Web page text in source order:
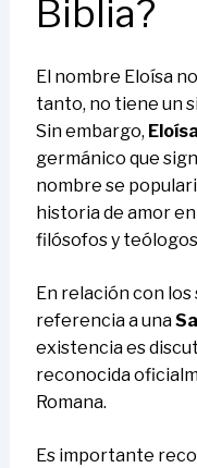
Biblia?
El nombre Eloísa
tanto, no tiene un
Sin embargo, Eloísa
germánico que
nombre se
historia de amor
filósofos y
En relación con
referencia a una
existencia es
reconocida
Romana.
Es importante